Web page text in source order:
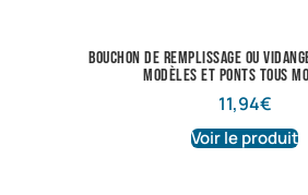
Bouchon de remplissage ou
modèles et ponts tous
11,94€
Voir le produit